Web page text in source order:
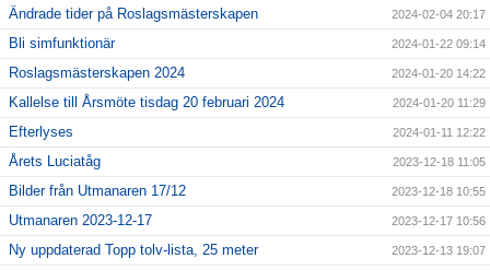
Ändrade tider på Roslagsmästerskapen 2024-02-04 20:17
Bli simfunktionär 2024-01-22 09:14
Roslagsmästerskapen 2024 2024-01-20 14:22
Kallelse till Årsmöte tisdag 20 februari 2024 2024-01-20 11:29
Efterlyses 2024-01-11 12:22
Årets Luciatåg 2023-12-18 11:05
Bilder från Utmanaren 17/12 2023-12-18 10:55
Utmanaren 2023-12-17 2023-12-17 10:56
Ny uppdaterad Topp tolv-lista, 25 meter 2023-12-13 19:07